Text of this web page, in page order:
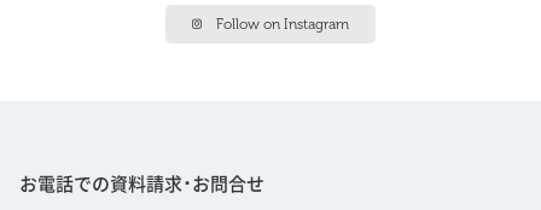
Follow on Instagram
お電話での資料請求･お問合せ